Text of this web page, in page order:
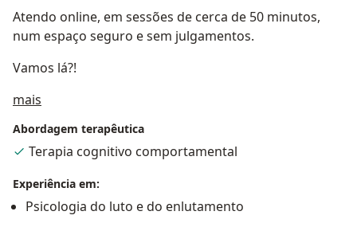
Atendo online, em sessões de cerca de 50 minutos,
num espaço seguro e sem julgamentos.
Vamos lá?!
mais
Abordagem terapêutica
Terapia cognitivo comportamental
Experiência em:
Psicologia do luto e do enlutamento